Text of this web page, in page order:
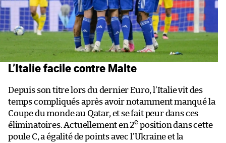
L’Italie facile contre Malte
Depuis son titre lors du dernier Euro, l’Italie vit des
temps compliqués après avoir notamment manqué la
Coupe du monde au Qatar, et se fait peur dans ces
éliminatoires. Actuellement en 2e position dans cette
poule C, a égalité de points avec l’Ukraine et la